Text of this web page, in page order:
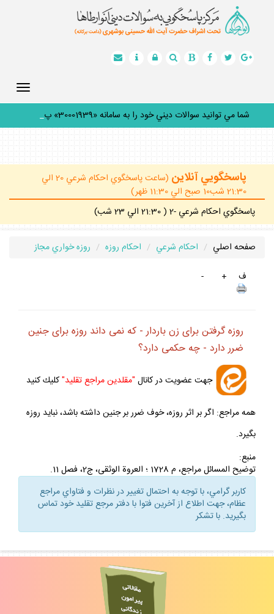
شما مي توانيد سوالات ديني خود را به سامانه «30001939» پيا
_
پاسخگويي آنلاين
(ساعت پاسخگوي احكام شرعي 20 الي
21:30 شب10 صبح الي 11:30 ظهر)
پاسخگوي احكام شرعي -2 ( 21:30 الي 23 شب)
صفحه اصلي احكام شرعي احكام روزه
روزه خواري مجاز
ف
+
-
روزه گرفتن براى زن باردار - كه نمى ‏داند روزه براى جنين
ضرر دارد - چه حكمى دارد؟
جهت عضويت در كانال "مقلدين مراجع تقليد"كليك كنيد
همه مراجع: اگر بر اثر روزه، خوف ضرر بر جنين داشته باشد، نبايد روزه
بگيرد.
منبع:
توضيح المسائل مراجع، م 1728 ؛ العروة الوثقى، ج2، فصل 11.
كاربر گرامي، با توجه به احتمال تغيير در نظرات و فتاواي مراجع
عظام، جهت اطلاع از آخرين فتوا با دفتر مرجع تقليد خود تماس
بگيريد. با تشكر